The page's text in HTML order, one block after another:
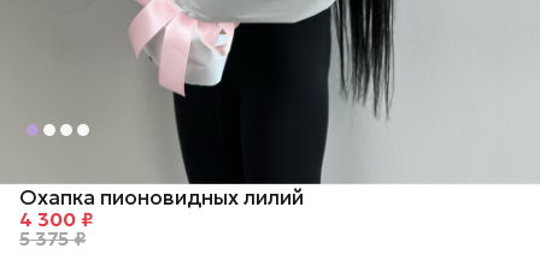
Охапка пионовидных лилий
4 300 ₽
5 375 ₽